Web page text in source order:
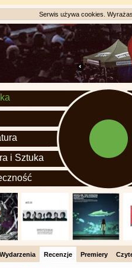
Serwis używa cookies.
i Sztuka
Wydarzenia Recenzje Premiery